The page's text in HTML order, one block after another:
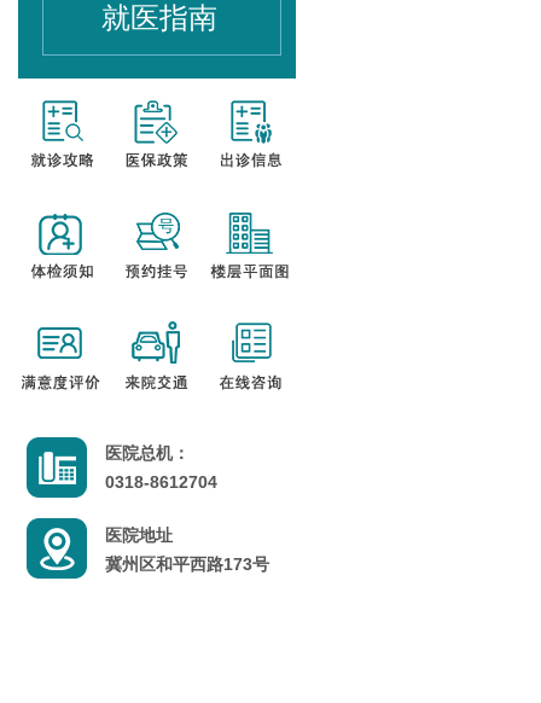
医院地址
冀州区和平西路173号
医院总机：
0318-8612704
就医指南